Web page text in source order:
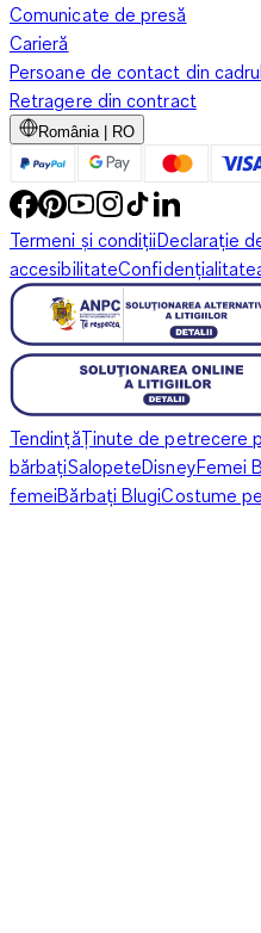
Comunicate de presă
Carieră
Persoane de contact din
Retragere din contract
România | RO
Termeni și condițiiDeclarație
accesibilitate
TendințăȚinute de petrecere
bărbațiSalopeteDisneyFemei
femeiBărbați BlugiCostume